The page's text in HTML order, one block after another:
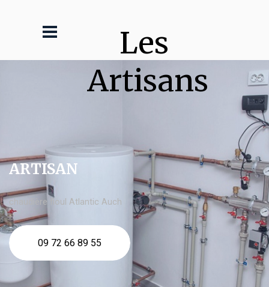
Les
Artisans
ARTISAN
chaudière fioul Atlantic Auch
09 72 66 89 55